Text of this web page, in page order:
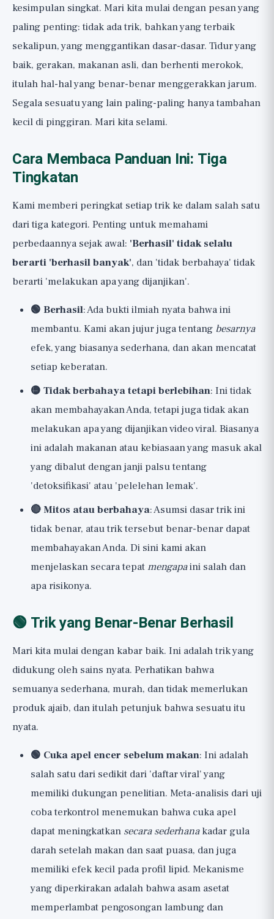
kesimpulan singkat. Mari kita mulai dengan pesan yang
paling penting: tidak ada trik, bahkan yang terbaik
sekalipun, yang menggantikan dasar-dasar. Tidur yang
baik, gerakan, makanan asli, dan berhenti merokok,
itulah hal-hal yang benar-benar menggerakkan jarum.
Segala sesuatu yang lain paling-paling hanya tambahan
kecil di pinggiran. Mari kita selami.
Cara Membaca Panduan Ini: Tiga
Tingkatan
Kami memberi peringkat setiap trik ke dalam salah satu
dari tiga kategori. Penting untuk memahami
perbedaannya sejak awal: 'Berhasil' tidak selalu
berarti 'berhasil banyak', dan 'tidak berbahaya' tidak
berarti 'melakukan apa yang dijanjikan'.
🟢 Berhasil: Ada bukti ilmiah nyata bahwa ini
membantu. Kami akan jujur juga tentang besarnya
efek, yang biasanya sederhana, dan akan mencatat
setiap keberatan.
🟡 Tidak berbahaya tetapi berlebihan: Ini tidak
akan membahayakan Anda, tetapi juga tidak akan
melakukan apa yang dijanjikan video viral. Biasanya
ini adalah makanan atau kebiasaan yang masuk akal
yang dibalut dengan janji palsu tentang
'detoksifikasi' atau 'pelelehan lemak'.
🔴 Mitos atau berbahaya: Asumsi dasar trik ini
tidak benar, atau trik tersebut benar-benar dapat
membahayakan Anda. Di sini kami akan
menjelaskan secara tepatmengapaini salah dan
apa risikonya.
🟢 Trik yang Benar-Benar Berhasil
Mari kita mulai dengan kabar baik. Ini adalah trik yang
didukung oleh sains nyata. Perhatikan bahwa
semuanya sederhana, murah, dan tidak memerlukan
produk ajaib, dan itulah petunjuk bahwa sesuatu itu
nyata.
🟢 Cuka apel encer sebelum makan: Ini adalah
salah satu dari sedikit dari 'daftar viral' yang
memiliki dukungan penelitian. Meta-analisis dari uji
coba terkontrol menemukan bahwa cuka apel
dapat meningkatkan secara sederhanakadar gula
darah setelah makan dan saat puasa, dan juga
memiliki efek kecil pada profil lipid. Mekanisme
yang diperkirakan adalah bahwa asam asetat
memperlambat pengosongan lambung dan